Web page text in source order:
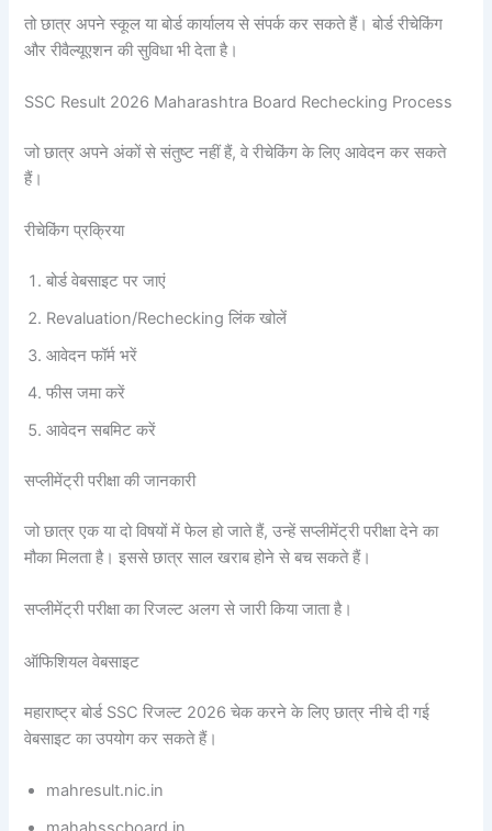
तो छात्र अपने स्कूल या बोर्ड कार्यालय से संपर्क कर सकते हैं। बोर्ड रीचेकिंग
और रीवैल्यूएशन की सुविधा भी देता है।
SSC Result 2026 Maharashtra Board Rechecking Process
जो छात्र अपने अंकों से संतुष्ट नहीं हैं, वे रीचेकिंग के लिए आवेदन कर सकते
हैं।
रीचेकिंग प्रक्रिया
बोर्ड वेबसाइट पर जाएं
Revaluation/Rechecking लिंक खोलें
आवेदन फॉर्म भरें
फीस जमा करें
आवेदन सबमिट करें
सप्लीमेंट्री परीक्षा की जानकारी
जो छात्र एक या दो विषयों में फेल हो जाते हैं, उन्हें सप्लीमेंट्री परीक्षा देने का
मौका मिलता है। इससे छात्र साल खराब होने से बच सकते हैं।
सप्लीमेंट्री परीक्षा का रिजल्ट अलग से जारी किया जाता है।
ऑफिशियल वेबसाइट
महाराष्ट्र बोर्ड SSC रिजल्ट 2026 चेक करने के लिए छात्र नीचे दी गई
वेबसाइट का उपयोग कर सकते हैं।
mahresult.nic.in